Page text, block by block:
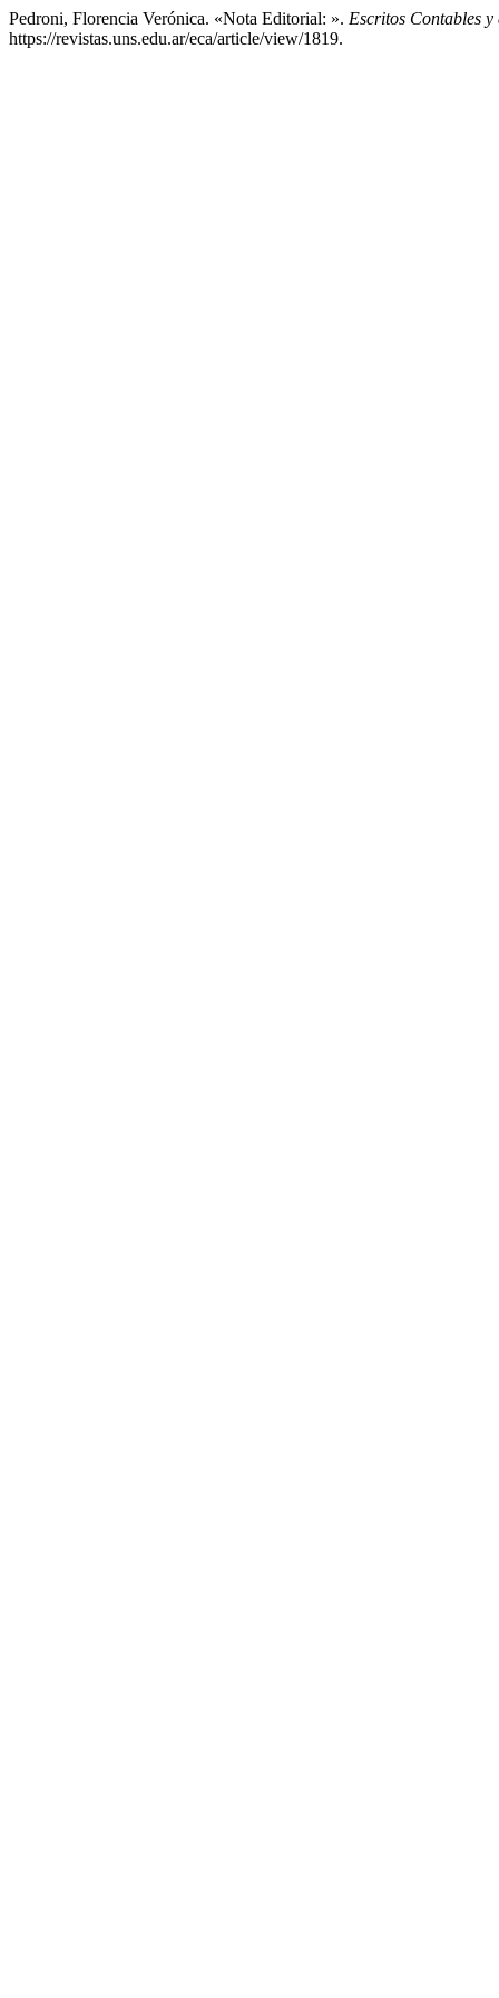
Pedroni, Florencia Verónica. «Nota Editorial: ». Escritos Contables
https://revistas.uns.edu.ar/eca/article/view/1819.